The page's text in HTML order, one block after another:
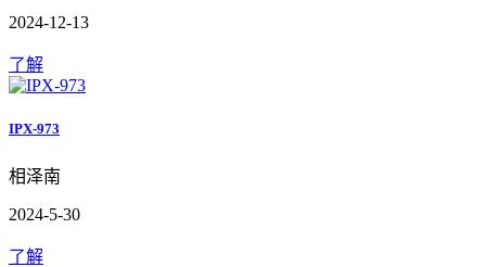
2024-12-13
了解
IPX-973
相泽南
2024-5-30
了解